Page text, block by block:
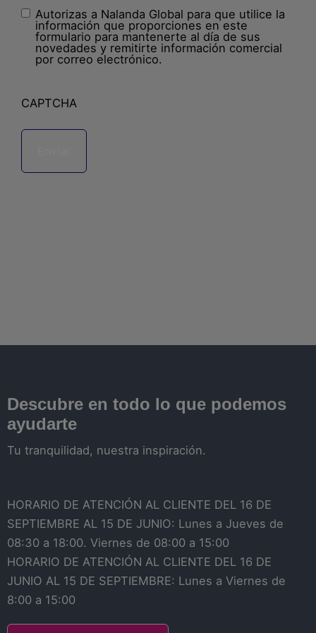
Sin
nombre(Obligatorio)
Autorizas a Nalanda Global para que utilice la
información que proporciones en este
formulario para mantenerte al día de sus
novedades y remitirte información comercial
por correo electrónico.
CAPTCHA
Descubre en todo lo que podemos
ayudarte
Tu tranquilidad, nuestra inspiración.
HORARIO DE ATENCIÓN AL CLIENTE DEL 16 DE
SEPTIEMBRE AL 15 DE JUNIO: Lunes a Jueves de
08:30 a 18:00. Viernes de 08:00 a 15:00
HORARIO DE ATENCIÓN AL CLIENTE DEL 16 DE
JUNIO AL 15 DE SEPTIEMBRE: Lunes a Viernes de
8:00 a 15:00